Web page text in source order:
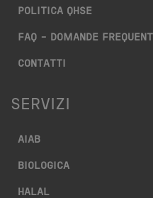
POLITICA QHSE
FAQ – DOMANDE FREQUENTI
CONTATTI
SERVIZI
AIAB
BIOLOGICA
HALAL